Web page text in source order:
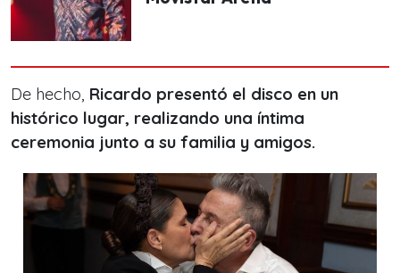
De hecho, Ricardo presentó el disco en un
histórico lugar, realizando una íntima
ceremonia junto a su familia y amigos.